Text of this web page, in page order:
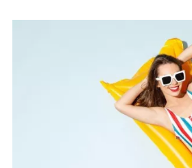
serii filmów.